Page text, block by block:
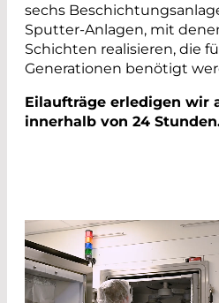
sechs
Sputter-Anlagen, mit
Schichten realisieren, die
Generationen benötigt
Eilaufträge erledigen wir
innerhalb von 24